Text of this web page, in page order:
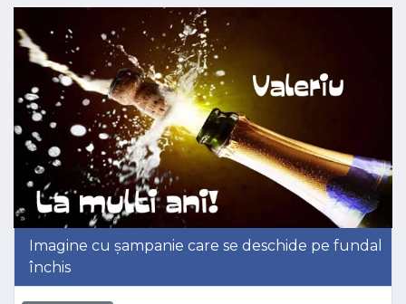
Imagine cu șampanie care se deschide pe fundal
închis